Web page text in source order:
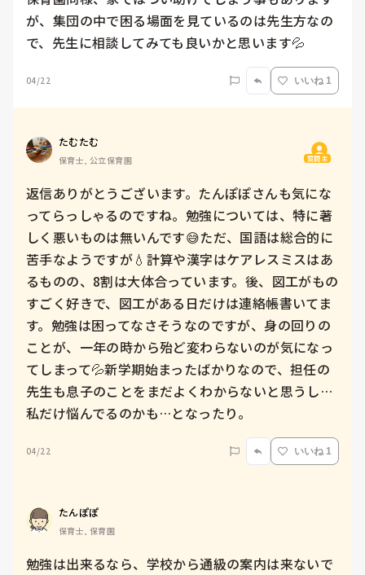
が、集団の中で困る場面を見ているのは先生方なの
で、先生に相談してみても良いかと思います💦
04/22 いいね 1
たむたむ
保育士, 公立保育園 質問主
返信ありがとうございます。たんぽぽさんも気にな
ってらっしゃるのですね。勉強については、特に著
しく悪いものは無いんです😅ただ、国語は総合的に
苦手なようですが💧計算や漢字はケアレスミスはあ
るものの、8割は大体合っています。後、図工がもの
すごく好きで、図工がある日だけは連絡帳書いてま
す。勉強は困ってなさそうなのですが、身の回りの
ことが、一年の時から殆ど変わらないのが気になっ
てしまって💦新学期始まったばかりなので、担任の
先生も息子のことをまだよくわからないと思うし…
私だけ悩んでるのかも…となったり。
04/22 いいね 1
たんぽぽ
保育士, 保育園
勉強は出来るなら、学校から通級の案内は来ないで